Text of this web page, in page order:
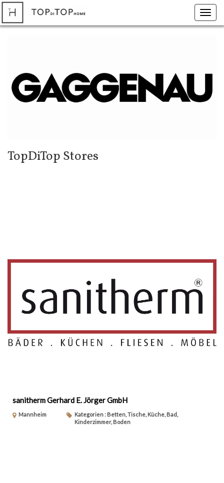
TopDiTop Stores
sanitherm Gerhard E. Jörger GmbH
Mannheim
Kategorien : Betten, Tische, Küche, Bad,
Kinderzimmer, Boden